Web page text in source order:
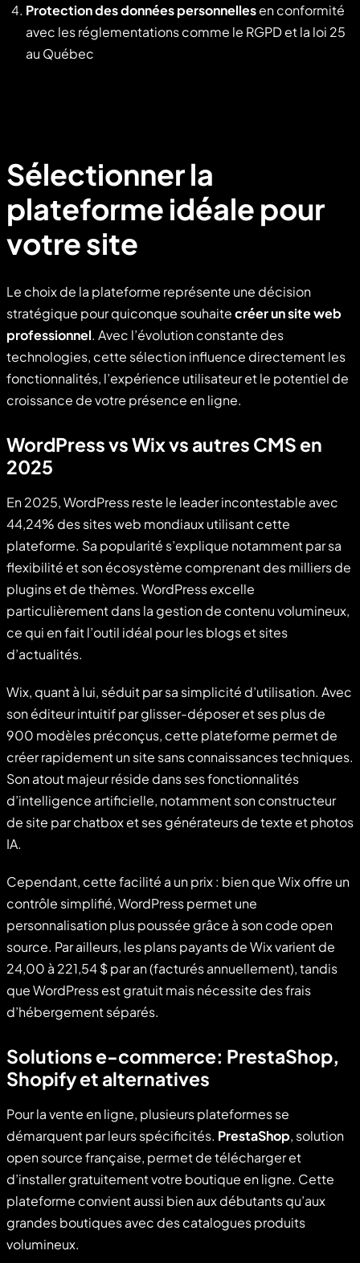
Protection des données personnellesen conformité
avec les réglementations comme le RGPD et la loi 25
au Québec
Sélectionner la
plateforme idéale pour
votre site
Le choix de la plateforme représente une décision
stratégique pour quiconque souhaitecréer un site web
professionnel. Avec l’évolution constante des
technologies, cette sélection influence directement les
fonctionnalités, l’expérience utilisateur et le potentiel de
croissance de votre présence en ligne.
WordPress vs Wix vs autres CMS en
2025
En 2025, WordPress reste le leader incontestable avec
44,24% des sites web mondiaux utilisant cette
plateforme. Sa popularité s’explique notamment par sa
flexibilité et son écosystème comprenant des milliers de
plugins et de thèmes. WordPress excelle
particulièrement dans la gestion de contenu volumineux,
ce qui en fait l’outil idéal pour les blogs et sites
d’actualités.
Wix, quant à lui, séduit par sa simplicité d’utilisation. Avec
son éditeur intuitif par glisser-déposer et ses plus de
900 modèles préconçus, cette plateforme permet de
créer rapidement un site sans connaissances techniques.
Son atout majeur réside dans ses fonctionnalités
d’intelligence artificielle, notamment son constructeur
de site par chatbox et ses générateurs de texte et photos
IA.
Cependant, cette facilité a un prix : bien que Wix offre un
contrôle simplifié, WordPress permet une
personnalisation plus poussée grâce à son code open
source. Par ailleurs, les plans payants de Wix varient de
24,00 à 221,54 $ par an (facturés annuellement), tandis
que WordPress est gratuit mais nécessite des frais
d’hébergement séparés.
Solutions e-commerce: PrestaShop,
Shopify et alternatives
Pour la vente en ligne, plusieurs plateformes se
démarquent par leurs spécificités. PrestaShop, solution
open source française, permet de télécharger et
d’installer gratuitement votre boutique en ligne. Cette
plateforme convient aussi bien aux débutants qu’aux
grandes boutiques avec des catalogues produits
volumineux.